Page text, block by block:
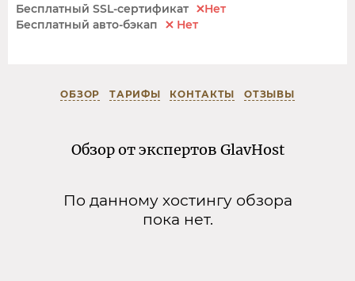
Бесплатный SSL-сертификат
Нет
Бесплатный авто-бэкап
Нет
ОБЗОР ТАРИФЫ КОНТАКТЫ ОТЗЫВЫ
Обзор от экспертов GlavHost
По данному хостингу обзора
пока нет.